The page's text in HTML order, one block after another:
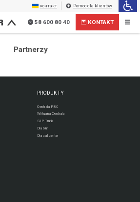
контакт Pomoc dla klientów
58 600 80 40 KONTAKT
Partnerzy
PRODUKTY
Centrala PBX
Wirtualna Centrala
SIP Trunk
Dla biur
Dla call center